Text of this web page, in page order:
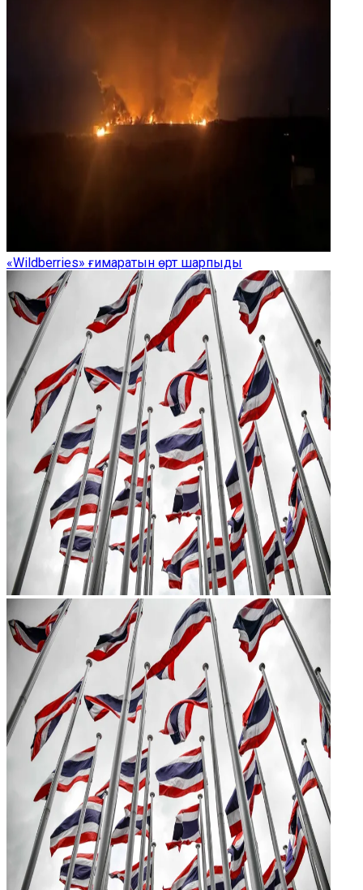
«Wildberries» ғимаратын өрт шарпыды